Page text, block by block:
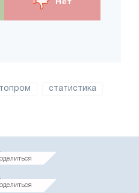
статистика